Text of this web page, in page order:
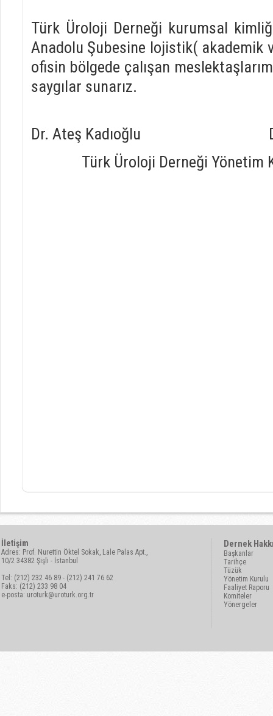
Türk Üroloji Derneği kurumsal
Anadolu Şubesine lojistik( akademik
ofisin bölgede çalışan
saygılar sunarız.
Dr. Ateş Kadıoğlu Dr.
Türk Üroloji Derneği Yönetim
İletişim
Adres: Prof. Nurettin Öktel Sokak, Lale Palas Apt.,
10/2 34382 Şişli - İstanbul
Tel: (212) 232 46 89 - (212) 241 76 62
Faks: (212) 233 98 04
e-posta: uroturk@uroturk.org.tr
Dernek
Başkanlar
Tarihçe
Tüzük
Yönetim Kurulu
Faaliyet Raporu
Komiteler
Yönergeler